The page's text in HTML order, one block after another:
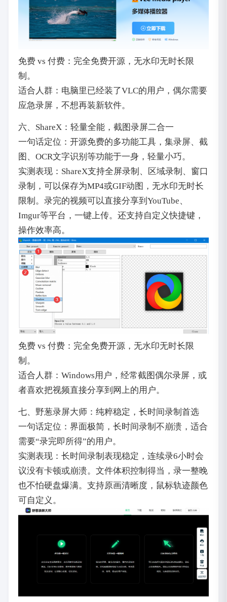
免费 vs 付费：完全免费开源，无水印无时长限
制。
适合人群：电脑里已经装了VLC的用户，偶尔需要
应急录屏，不想再装新软件。
六、ShareX：轻量全能，截图录屏二合一
一句话定位：开源免费的多功能工具，集录屏、截
图、OCR文字识别等功能于一身，轻量小巧。
实测表现：ShareX支持全屏录制、区域录制、窗口
录制，可以保存为MP4或GIF动图，无水印无时长
限制。录完的视频可以直接分享到YouTube、
Imgur等平台，一键上传。还支持自定义快捷键，
操作效率高。
免费 vs 付费：完全免费开源，无水印无时长限
制。
适合人群：Windows用户，经常截图偶尔录屏，或
者喜欢把视频直接分享到网上的用户。
七、野葱录屏大师：纯粹稳定，长时间录制首选
一句话定位：界面极简，长时间录制不崩溃，适合
需要“录完即所得”的用户。
实测表现：长时间录制表现稳定，连续录6小时会
议没有卡顿或崩溃。文件体积控制得当，录一整晚
也不怕硬盘爆满。支持原画清晰度，鼠标轨迹颜色
可自定义。